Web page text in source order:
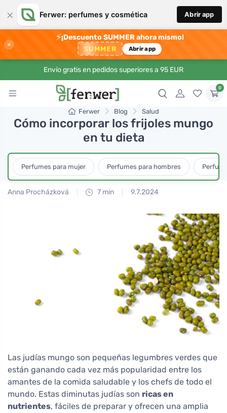
× Ferwer: perfumes y cosmética Abrir app
×
⚡¡Descuento SUMMER ahora mismo!
SUMMER Abrir app
Envío gratis en pedidos superiores a 95 EUR
0
Ferwer Blog Salud
Cómo incorporar los frijoles mungo
en tu dieta
Perfumes para mujer Perfumes para hombres
Anna Procházková 7 min 9.7.2024
Las judías mungo son pequeñas legumbres verdes que
están ganando cada vez más popularidad entre los
amantes de la comida saludable y los chefs de todo el
mundo. Estas diminutas judías son ricas en
nutrientes, fáciles de preparar y ofrecen una amplia